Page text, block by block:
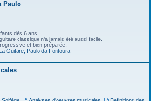
Paulo
dès 6 ans.
classique n'a jamais été aussi facile.
et bien préparée.
La Guitare, Paulo da Fontoura